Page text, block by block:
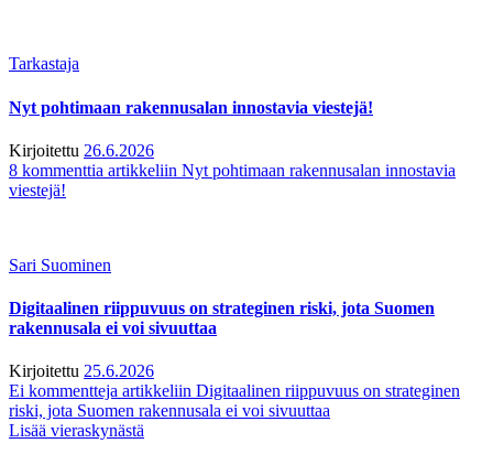
Tarkastaja
Nyt pohtimaan rakennusalan innostavia viestejä!
Kirjoitettu 26.6.2026
8 kommenttia artikkeliin Nyt pohtimaan rakennusalan innostavia
viestejä!
Sari Suominen
Digitaalinen riippuvuus on strateginen riski, jota Suomen
rakennusala ei voi sivuuttaa
Kirjoitettu 25.6.2026
Ei kommentteja artikkeliin Digitaalinen riippuvuus on strateginen
riski, jota Suomen rakennusala ei voi sivuuttaa
Lisää vieraskynästä